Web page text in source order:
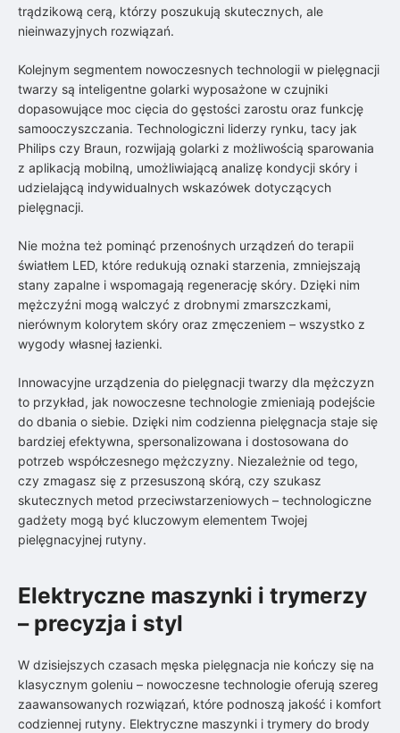
trądzikową cerą, którzy poszukują skutecznych, ale
nieinwazyjnych rozwiązań.
Kolejnym segmentem nowoczesnych technologii w pielęgnacji
twarzy są inteligentne golarki wyposażone w czujniki
dopasowujące moc cięcia do gęstości zarostu oraz funkcję
samooczyszczania. Technologiczni liderzy rynku, tacy jak
Philips czy Braun, rozwijają golarki z możliwością sparowania
z aplikacją mobilną, umożliwiającą analizę kondycji skóry i
udzielającą indywidualnych wskazówek dotyczących
pielęgnacji.
Nie można też pominąć przenośnych urządzeń do terapii
światłem LED, które redukują oznaki starzenia, zmniejszają
stany zapalne i wspomagają regenerację skóry. Dzięki nim
mężczyźni mogą walczyć z drobnymi zmarszczkami,
nierównym kolorytem skóry oraz zmęczeniem – wszystko z
wygody własnej łazienki.
Innowacyjne urządzenia do pielęgnacji twarzy dla mężczyzn
to przykład, jak nowoczesne technologie zmieniają podejście
do dbania o siebie. Dzięki nim codzienna pielęgnacja staje się
bardziej efektywna, spersonalizowana i dostosowana do
potrzeb współczesnego mężczyzny. Niezależnie od tego,
czy zmagasz się z przesuszoną skórą, czy szukasz
skutecznych metod przeciwstarzeniowych – technologiczne
gadżety mogą być kluczowym elementem Twojej
pielęgnacyjnej rutyny.
Elektryczne maszynki i trymerzy
– precyzja i styl
W dzisiejszych czasach męska pielęgnacja nie kończy się na
klasycznym goleniu – nowoczesne technologie oferują szereg
zaawansowanych rozwiązań, które podnoszą jakość i komfort
codziennej rutyny. Elektryczne maszynki i trymery do brody